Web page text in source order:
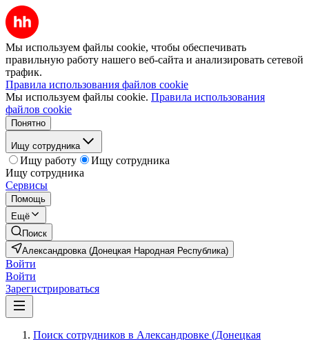
Мы используем файлы cookie, чтобы обеспечивать
правильную работу нашего веб-сайта и анализировать сетевой
трафик.
Правила использования файлов cookie
Мы используем файлы cookie. Правила использования
файлов cookie
Понятно
Ищу сотрудника
Ищу работу
Ищу сотрудника
Ищу сотрудника
Сервисы
Помощь
Ещё
Поиск
Александровка (Донецкая Народная Республика)
Войти
Войти
Зарегистрироваться
Поиск сотрудников в Александровке (Донецкая